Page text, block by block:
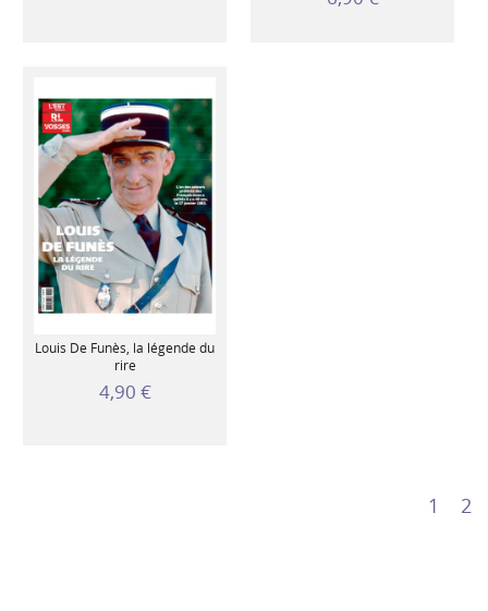
Louis De Funès, la légende du
rire
4,90 €
1 2